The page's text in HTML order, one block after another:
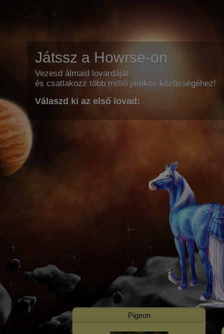
Játssz a Howrse-on
Vezesd álmaid lovardáját
és csatlakozz több millió játékos közösségéhez!
Válaszd ki az első lovad:
Pigeon